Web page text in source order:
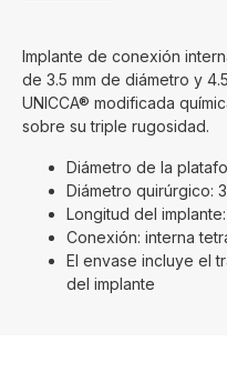
Implante de conexión
de 3.5 mm de diámetro y
UNICCA® modificada
sobre su triple rugosidad.
Diámetro de la
Diámetro quirúrgico:
Longitud del implante:
Conexión: interna
El envase incluye el
del implante